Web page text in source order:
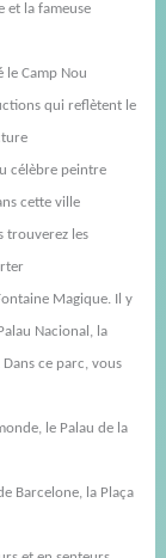
et la fameuse
le Camp Nou
qui reflètent le
célèbre peintre
cette ville
trouverez les
Magique. Il y
Nacional, la
Dans ce parc, vous
le Palau de la
Barcelone, la Plaça